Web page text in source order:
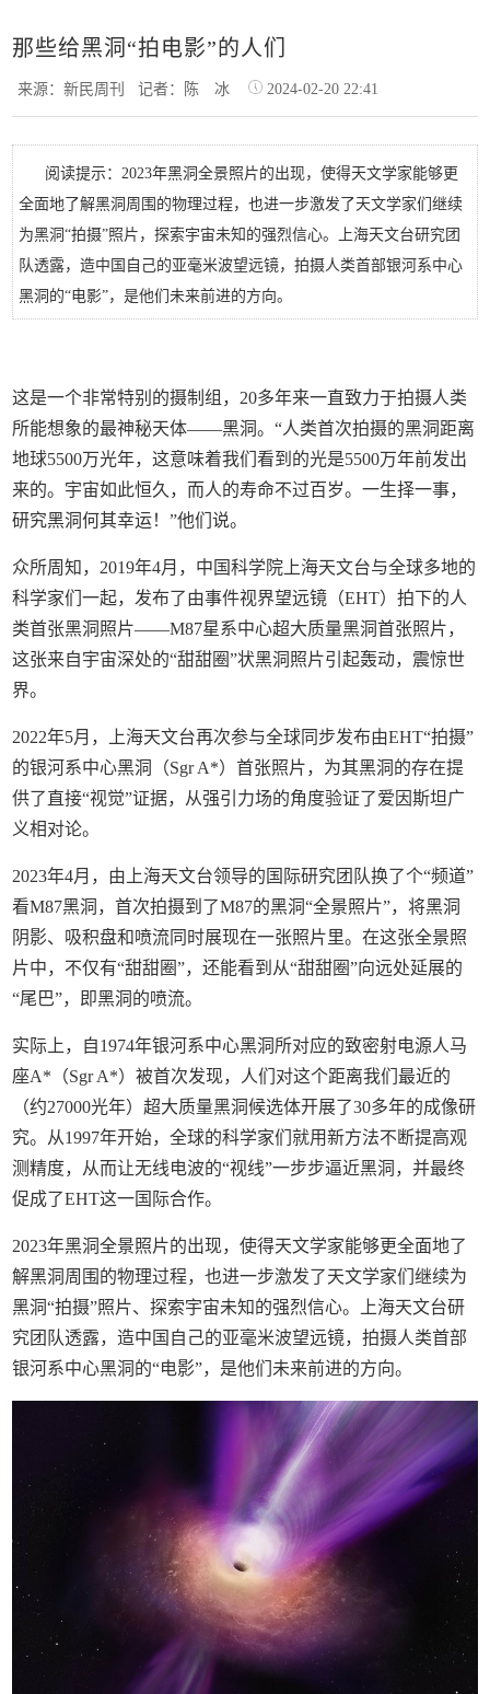
那些给黑洞“拍电影”的人们
来源：新民周刊记者：陈 冰 2024-02-20 22:41
阅读提示：2023年黑洞全景照片的出现，使得天文学家能够更
全面地了解黑洞周围的物理过程，也进一步激发了天文学家们继续
为黑洞“拍摄”照片，探索宇宙未知的强烈信心。上海天文台研究团
队透露，造中国自己的亚毫米波望远镜，拍摄人类首部银河系中心
黑洞的“电影”，是他们未来前进的方向。
这是一个非常特别的摄制组，20多年来一直致力于拍摄人类
所能想象的最神秘天体——黑洞。“人类首次拍摄的黑洞距离
地球5500万光年，这意味着我们看到的光是5500万年前发出
来的。宇宙如此恒久，而人的寿命不过百岁。一生择一事，
研究黑洞何其幸运！”他们说。
众所周知，2019年4月，中国科学院上海天文台与全球多地的
科学家们一起，发布了由事件视界望远镜（EHT）拍下的人
类首张黑洞照片——M87星系中心超大质量黑洞首张照片，
这张来自宇宙深处的“甜甜圈”状黑洞照片引起轰动，震惊世
界。
2022年5月，上海天文台再次参与全球同步发布由EHT“拍摄”
的银河系中心黑洞（Sgr A*）首张照片，为其黑洞的存在提
供了直接“视觉”证据，从强引力场的角度验证了爱因斯坦广
义相对论。
2023年4月，由上海天文台领导的国际研究团队换了个“频道”
看M87黑洞，首次拍摄到了M87的黑洞“全景照片”，将黑洞
阴影、吸积盘和喷流同时展现在一张照片里。在这张全景照
片中，不仅有“甜甜圈”，还能看到从“甜甜圈”向远处延展的
“尾巴”，即黑洞的喷流。
实际上，自1974年银河系中心黑洞所对应的致密射电源人马
座A*（Sgr A*）被首次发现，人们对这个距离我们最近的
（约27000光年）超大质量黑洞候选体开展了30多年的成像研
究。从1997年开始，全球的科学家们就用新方法不断提高观
测精度，从而让无线电波的“视线”一步步逼近黑洞，并最终
促成了EHT这一国际合作。
2023年黑洞全景照片的出现，使得天文学家能够更全面地了
解黑洞周围的物理过程，也进一步激发了天文学家们继续为
黑洞“拍摄”照片、探索宇宙未知的强烈信心。上海天文台研
究团队透露，造中国自己的亚毫米波望远镜，拍摄人类首部
银河系中心黑洞的“电影”，是他们未来前进的方向。